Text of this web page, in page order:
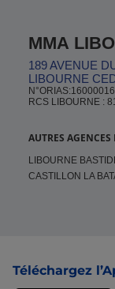
MMA
189 AVENUE
LIBOURNE
RCS LIBOURNE :
AUTRES
LIBOURNE
CASTILLON LA
Téléchargez